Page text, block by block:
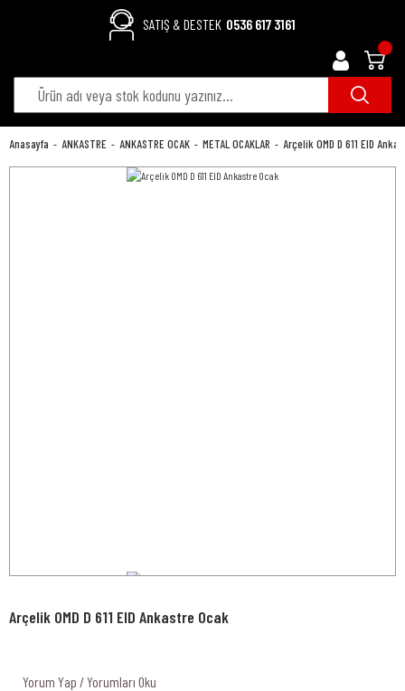
SATIŞ & DESTEK 0536 617 3161
Anasayfa ANKASTRE ANKASTRE OCAK METAL OCAKLAR Arçelik OMD D 611 EID
Arçelik OMD D 611 EID Ankastre Ocak
Yorum Yap / Yorumları Oku